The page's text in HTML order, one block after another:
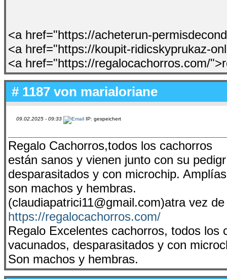
<a href="https://acheterun-
<a href="https://koupit-ridicskyprukaz-
<a href="https://regalocachorros.com/
# 1187 von marialoriane
09.02.2025 - 09:33 IP: gespeichert
Regalo Cachorros,todos los cachorros
están sanos y vienen junto con su
desparasitados y con microchip.
son machos y hembras.
(claudiapatrici11@gmail.com)atra vez
https://regalocachorros.com/
Regalo Excelentes cachorros, todos
vacunados, desparasitados y con
Son machos y hembras.